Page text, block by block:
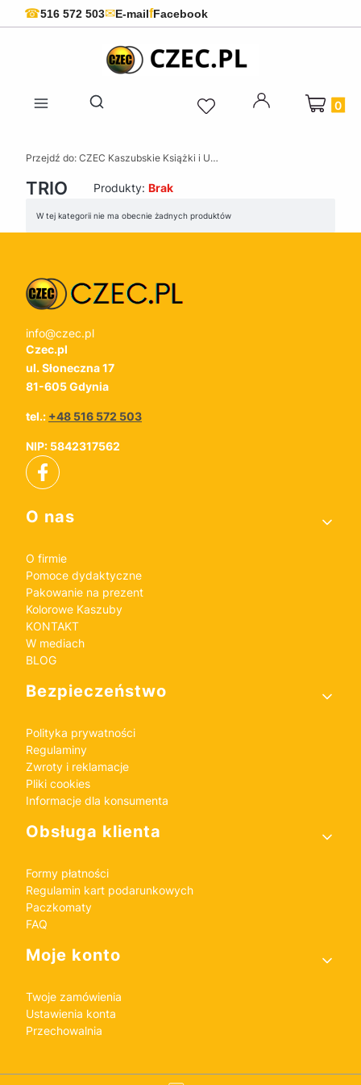
☎516 572 503✉E-mailfFacebook
Otwórz wyszukiwarkę
Produkty
Przejdź do: CZEC Kaszubskie Książki i Upominki - Pamiątki z Kaszub
TRIO Produkty: Brak
Lista produktów
W tej kategorii nie ma obecnie żadnych produktów
info@czec.pl
Czec.pl
ul. Słoneczna 17
81-605 Gdynia
tel.: +48 516 572 503
NIP: 5842317562
Linki w stopce
O nas
O firmie
Pomoce dydaktyczne
Pakowanie na prezent
Kolorowe Kaszuby
KONTAKT
W mediach
BLOG
Bezpieczeństwo
Polityka prywatności
Regulaminy
Zwroty i reklamacje
Pliki cookies
Informacje dla konsumenta
Obsługa klienta
Formy płatności
Regulamin kart podarunkowych
Paczkomaty
FAQ
Moje konto
Twoje zamówienia
Ustawienia konta
Przechowalnia